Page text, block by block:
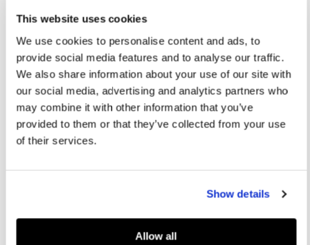
This website uses cookies
We use cookies to personalise content and ads, to
provide social media features and to analyse our traffic.
We also share information about your use of our site with
our social media, advertising and analytics partners who
may combine it with other information that you’ve
provided to them or that they’ve collected from your use
of their services.
Show details
Allow all
29 30 31
34
28 30 32
Model trägt: 27x32